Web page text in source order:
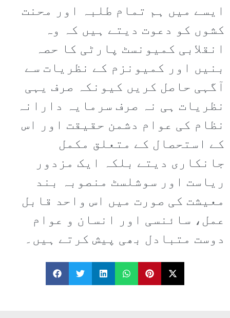
ایسے میں ہم تمام طلبہ اور محنت
کشوں کو دعوت دیتے ہیں کہ وہ
انقلابی کمیونسٹ پارٹی کا حصہ
بنیں اور کمیونزم کے نظریات سے
آگہی حاصل کریں کیونکہ صرف یہی
نظریات ہی نہ صرف سرمایہ دارانہ
نظام کی عوام دشمن حقیقت اور اس
کے استحصال کے متعلق مکمل
جانکاری دیتے بلکہ ایک مزدور
ریاست اور سوشلسٹ منصوبہ بند
معیشت کی صورت میں اس واحد قابل
عمل، سائنسی اور انسان و عوام
دوست متبادل بھی پیش کرتے ہیں۔